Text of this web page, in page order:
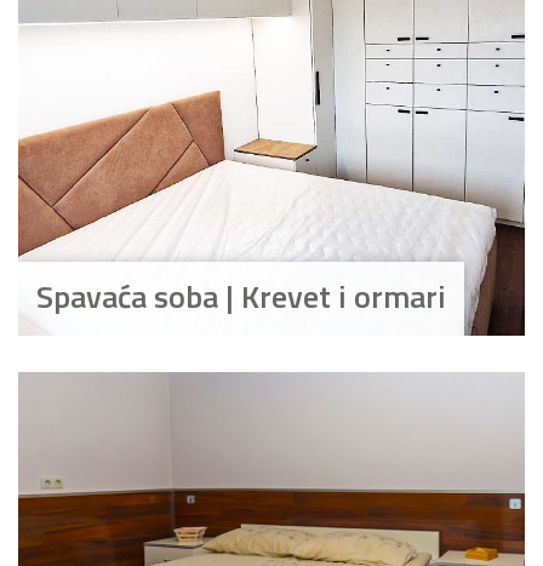
Spavaća soba | Krevet i ormari